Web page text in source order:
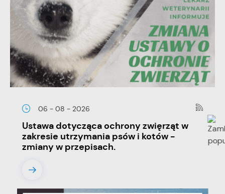
06 - 08 - 2026
Ustawa dotycząca ochrony zwięrząt w
zakresie utrzymania psów i kotów -
zmiany w przepisach.